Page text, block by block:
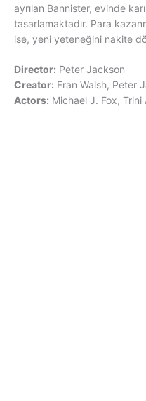
ayrılan Bannister, evinde
tasarlamaktadır. Para
ise, yeni yeteneğini nakite
Director: Peter Jackson
Creator: Fran Walsh, Peter
Actors: Michael J. Fox,